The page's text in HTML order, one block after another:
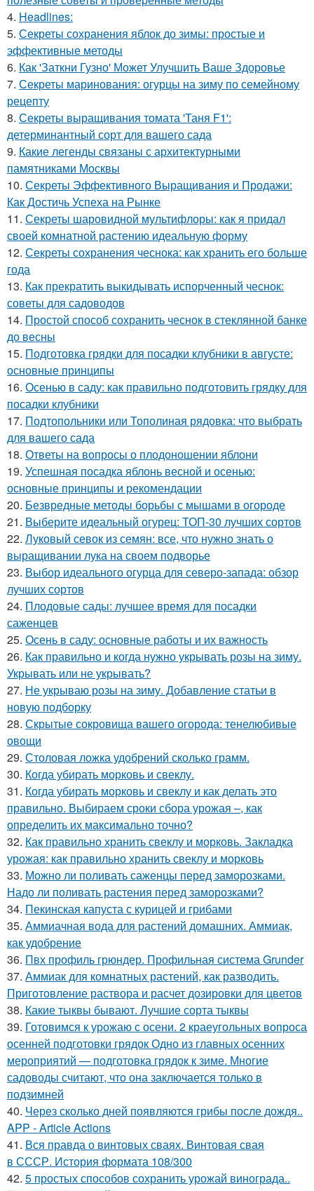
4. Headlines:
5. Секреты сохранения яблок до зимы: простые и
эффективные методы
6. Как 'Заткни Гузно' Может Улучшить Ваше Здоровье
7. Секреты маринования: огурцы на зиму по семейному
рецепту
8. Секреты выращивания томата 'Таня F1':
детерминантный сорт для вашего сада
9. Какие легенды связаны с архитектурными
памятниками Москвы
10. Секреты Эффективного Выращивания и Продажи:
Как Достичь Успеха на Рынке
11. Секреты шаровидной мультифлоры: как я придал
своей комнатной растению идеальную форму
12. Секреты сохранения чеснока: как хранить его больше
года
13. Как прекратить выкидывать испорченный чеснок:
советы для садоводов
14. Простой способ сохранить чеснок в стеклянной банке
до весны
15. Подготовка грядки для посадки клубники в августе:
основные принципы
16. Осенью в саду: как правильно подготовить грядку для
посадки клубники
17. Подтопольники или Тополиная рядовка: что выбрать
для вашего сада
18. Ответы на вопросы о плодоношении яблони
19. Успешная посадка яблонь весной и осенью:
основные принципы и рекомендации
20. Безвредные методы борьбы с мышами в огороде
21. Выберите идеальный огурец: ТОП-30 лучших сортов
22. Луковый севок из семян: все, что нужно знать о
выращивании лука на своем подворье
23. Выбор идеального огурца для северо-запада: обзор
лучших сортов
24. Плодовые сады: лучшее время для посадки
саженцев
25. Осень в саду: основные работы и их важность
26. Как правильно и когда нужно укрывать розы на зиму.
Укрывать или не укрывать?
27. Не укрываю розы на зиму. Добавление статьи в
новую подборку
28. Скрытые сокровища вашего огорода: тенелюбивые
овощи
29. Столовая ложка удобрений сколько грамм.
30. Когда убирать морковь и свеклу.
31. Когда убирать морковь и свеклу и как делать это
правильно. Выбираем сроки сбора урожая –, как
определить их максимально точно?
32. Как правильно хранить свеклу и морковь. Закладка
урожая: как правильно хранить свеклу и морковь
33. Можно ли поливать саженцы перед заморозками.
Надо ли поливать растения перед заморозками?
34. Пекинская капуста с курицей и грибами
35. Аммиачная вода для растений домашних. Аммиак,
как удобрение
36. Пвх профиль грюндер. Профильная система Grunder
37. Аммиак для комнатных растений, как разводить.
Приготовление раствора и расчет дозировки для цветов
38. Какие тыквы бывают. Лучшие сорта тыквы
39. Готовимся к урожаю с осени. 2 краеугольных вопроса
осенней подготовки грядок Одно из главных осенних
мероприятий — подготовка грядок к зиме. Многие
садоводы считают, что она заключается только в
подзимней
40. Через сколько дней появляются грибы после дождя..
APP - Article Actions
41. Вся правда о винтовых сваях. Винтовая свая
в СССР. История формата 108/300
42. 5 простых способов сохранить урожай винограда..